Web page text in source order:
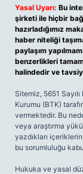
Yasal Uyarı: Bu
şirketi ile hiçbir
hazırladığımız
haber niteliği
paylaşım
benzerlikleri
halindedir ve
Sitemiz, 5651
Kurumu (BTK)
vermektedir. Bu
veya araştırma
yazdıkları
bu sorumluluğu
Hukuka ve yasal